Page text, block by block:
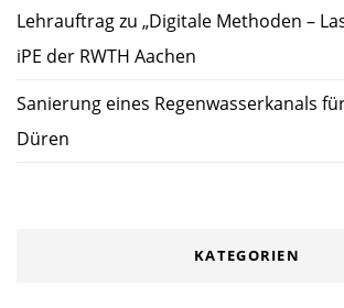
Lehrauftrag zu „Digitale Methoden –
iPE der RWTH Aachen
Sanierung eines Regenwasserkanals
Düren
KATEGORIEN